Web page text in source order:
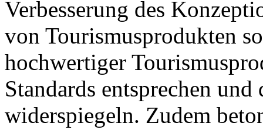
Verbesserung des
von Tourismusprodukten
hochwertiger
Standards entsprechen
widerspiegeln. Zudem